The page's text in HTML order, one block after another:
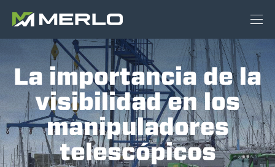
La importancia de la
visibilidad en los
manipuladores
telescópicos